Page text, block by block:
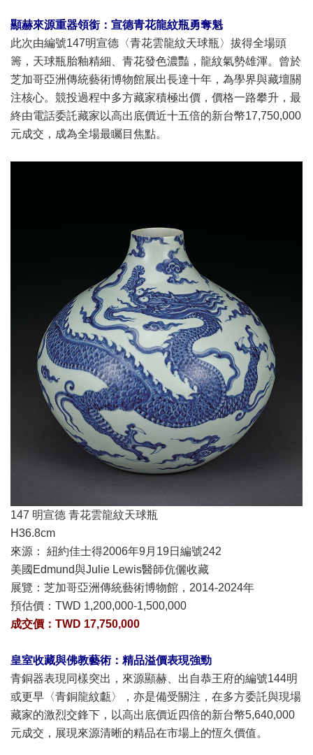
顯赫來源重器領銜：宣德青花龍紋瓶勇奪魁
此次由編號147明宣德〈青花雲龍紋天球瓶〉拔得全場頭
籌，天球瓶胎釉精細、青花發色濃豔，龍紋氣勢雄渾。曾於
芝加哥亞洲傳統藝術博物館展出長達十年，為學界與藏壇關
注核心。競投過程中多方藏家積極出價，價格一路攀升，最
終由電話委託藏家以高出底價近十五倍的新台幣17,750,000
元成交，成為全場最矚目焦點。
147 明宣德 青花雲龍紋天球瓶
H36.8cm
來源： 紐約佳士得2006年9月19日編號242
美國Edmund與Julie Lewis醫師伉儷收藏
展覽：芝加哥亞洲傳統藝術博物館，2014-2024年
預估價： TWD 1,200,000-1,500,000
成交價：TWD 17,750,000
皇室收藏與佛教藝術：精品溢價表現強勁
青銅器表現同樣突出，來源顯赫、出自恭王府的編號144明
或更早〈青銅龍紋甗〉，亦是備受關注，在多方委託與現場
藏家的激烈交鋒下，以高出底價近四倍的新台幣5,640,000
元成交，展現來源清晰的精品在市場上的恆久價值。